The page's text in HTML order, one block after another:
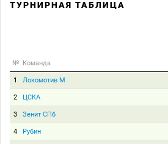
ТУРНИРНАЯ ТАБЛИЦА
№ Команда
1 Локомотив М
2 ЦСКА
3 Зенит СПб
4 Рубин